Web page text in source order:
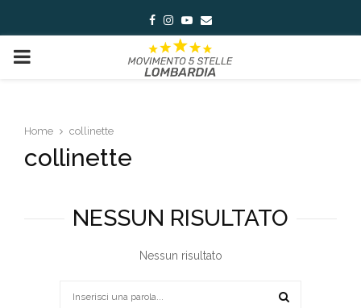
Facebook
Instagram
Youtube
Email
PRIMARY
Home collinette
collinette
NESSUN RISULTATO
Nessun risultato